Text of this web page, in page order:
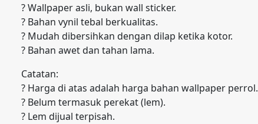
? Wallpaper asli, bukan wall sticker.
? Bahan vynil tebal berkualitas.
? Mudah dibersihkan dengan dilap ketika kotor.
? Bahan awet dan tahan lama.
Catatan:
? Harga di atas adalah harga bahan wallpaper perrol.
? Belum termasuk perekat (lem).
? Lem dijual terpisah.